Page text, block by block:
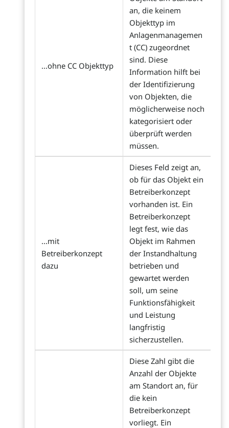
...ohne CC Objekttyp
an, die keinem
Objekttyp im
Anlagenmanagemen
t (CC) zugeordnet
sind. Diese
Information hilft bei
der Identifizierung
von Objekten, die
möglicherweise noch
kategorisiert oder
überprüft werden
müssen.
...mit
Betreiberkonzept
dazu
Dieses Feld zeigt an,
ob für das Objekt ein
Betreiberkonzept
vorhanden ist. Ein
Betreiberkonzept
legt fest, wie das
Objekt im Rahmen
der Instandhaltung
betrieben und
gewartet werden
soll, um seine
Funktionsfähigkeit
und Leistung
langfristig
sicherzustellen.
Diese Zahl gibt die
Anzahl der Objekte
am Standort an, für
die kein
Betreiberkonzept
vorliegt. Ein